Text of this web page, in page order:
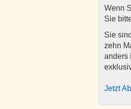
Wenn
Sie
Sie
zehn
anders
Jetzt